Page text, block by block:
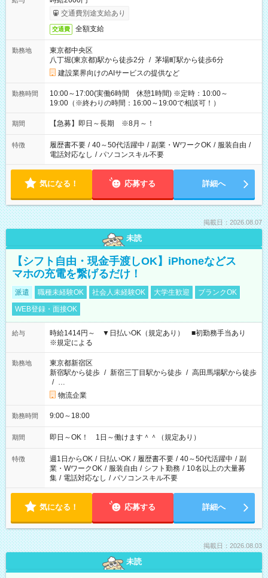
交通費別途支給あり
交通費 全額支給
勤務地
東京都中央区
八丁堀(東京都)駅から徒歩2分 / 茅場町駅から徒歩6分
建設業界向けのAIサービスの提供など
勤務時間
10:00～17:00(実働6時間 休憩1時間) ※定時：10:00～
19:00（※終わりの時間：16:00～19:00で相談可！）
期間 【急募】即日～長期 ※8月～！
特徴 履歴書不要 / 40～50代活躍中 / 副業・WワークOK / 服装自由 /
電話対応なし / パソコンスキル不要
気になる！ 応募する 詳細へ
掲載日：2026.08.07
未読
【シフト自由・現金手渡しOK】iPhoneなどス
マホの充電を繋げるだけ！
派遣 職種未経験OK 社会人未経験OK 大学生歓迎
ブランクOK
WEB登録・面接OK
給与
時給1414円～ ▼日払いOK（規定あり） ■初勤務手当あり
※規定による
勤務地
東京都新宿区
新宿駅から徒歩 / 新宿三丁目駅から徒歩 / 高田馬場駅から徒歩
/ …
物流企業
勤務時間 9:00～18:00
期間 即日～OK！ 1日～働けます＾＾（規定あり）
特徴 週1日からOK / 日払いOK / 履歴書不要 / 40～50代活躍中 / 副
業・WワークOK / 服装自由 / シフト勤務 / 10名以上の大量募
集 / 電話対応なし / パソコンスキル不要
気になる！ 応募する 詳細へ
掲載日：2026.08.03
未読